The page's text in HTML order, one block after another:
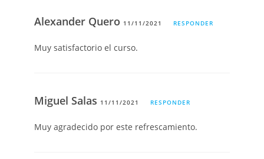
Alexander Quero 11/11/2021 RESPONDER
Muy satisfactorio el curso.
Miguel Salas 11/11/2021 RESPONDER
Muy agradecido por este refrescamiento.